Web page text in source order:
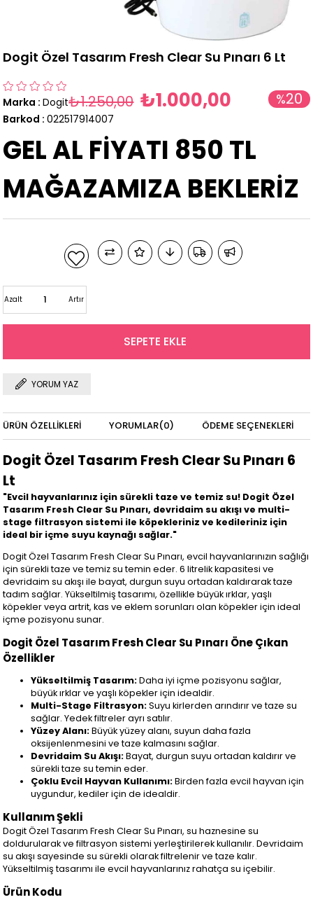
Dogit Özel Tasarım Fresh Clear Su Pınarı 6 Lt
Marka : Dogit %20
₺1.250,00 ₺1.000,00
Barkod : 022517914007
GEL AL FİYATI 850 TL
MAĞAZAMIZA BEKLERİZ
Artır
Azalt
YORUM YAZ
ÜRÜN ÖZELLIKLERI YORUMLAR(0) ÖDEME SEÇENEKLERI
Dogit Özel Tasarım Fresh Clear Su Pınarı 6
Lt
"Evcil hayvanlarınız için sürekli taze ve temiz su! Dogit Özel
Tasarım Fresh Clear Su Pınarı, devridaim su akışı ve multi-
stage filtrasyon sistemi ile köpekleriniz ve kedileriniz için
ideal bir içme suyu kaynağı sağlar."
Dogit Özel Tasarım Fresh Clear Su Pınarı, evcil hayvanlarınızın sağlığı
için sürekli taze ve temiz su temin eder. 6 litrelik kapasitesi ve
devridaim su akışı ile bayat, durgun suyu ortadan kaldırarak taze
tadım sağlar. Yükseltilmiş tasarımı, özellikle büyük ırklar, yaşlı
köpekler veya artrit, kas ve eklem sorunları olan köpekler için ideal
içme pozisyonu sunar.
Dogit Özel Tasarım Fresh Clear Su Pınarı Öne Çıkan
Özellikler
Yükseltilmiş Tasarım:Daha iyi içme pozisyonu sağlar,
büyük ırklar ve yaşlı köpekler için idealdir.
Multi-Stage Filtrasyon:Suyu kirlerden arındırır ve taze su
sağlar. Yedek filtreler ayrı satılır.
Yüzey Alanı:Büyük yüzey alanı, suyun daha fazla
oksijenlenmesini ve taze kalmasını sağlar.
Devridaim Su Akışı:Bayat, durgun suyu ortadan kaldırır ve
sürekli taze su temin eder.
Çoklu Evcil Hayvan Kullanımı:Birden fazla evcil hayvan için
uygundur, kediler için de idealdir.
Kullanım Şekli
Dogit Özel Tasarım Fresh Clear Su Pınarı, su haznesine su
doldurularak ve filtrasyon sistemi yerleştirilerek kullanılır. Devridaim
su akışı sayesinde su sürekli olarak filtrelenir ve taze kalır.
Yükseltilmiş tasarımı ile evcil hayvanlarınız rahatça su içebilir.
Ürün Kodu